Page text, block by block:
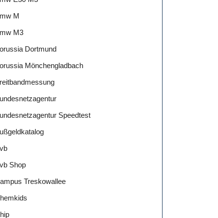
M
M3
Dortmund
Mönchengladbach
Speedtest
Shop
Treskowallee